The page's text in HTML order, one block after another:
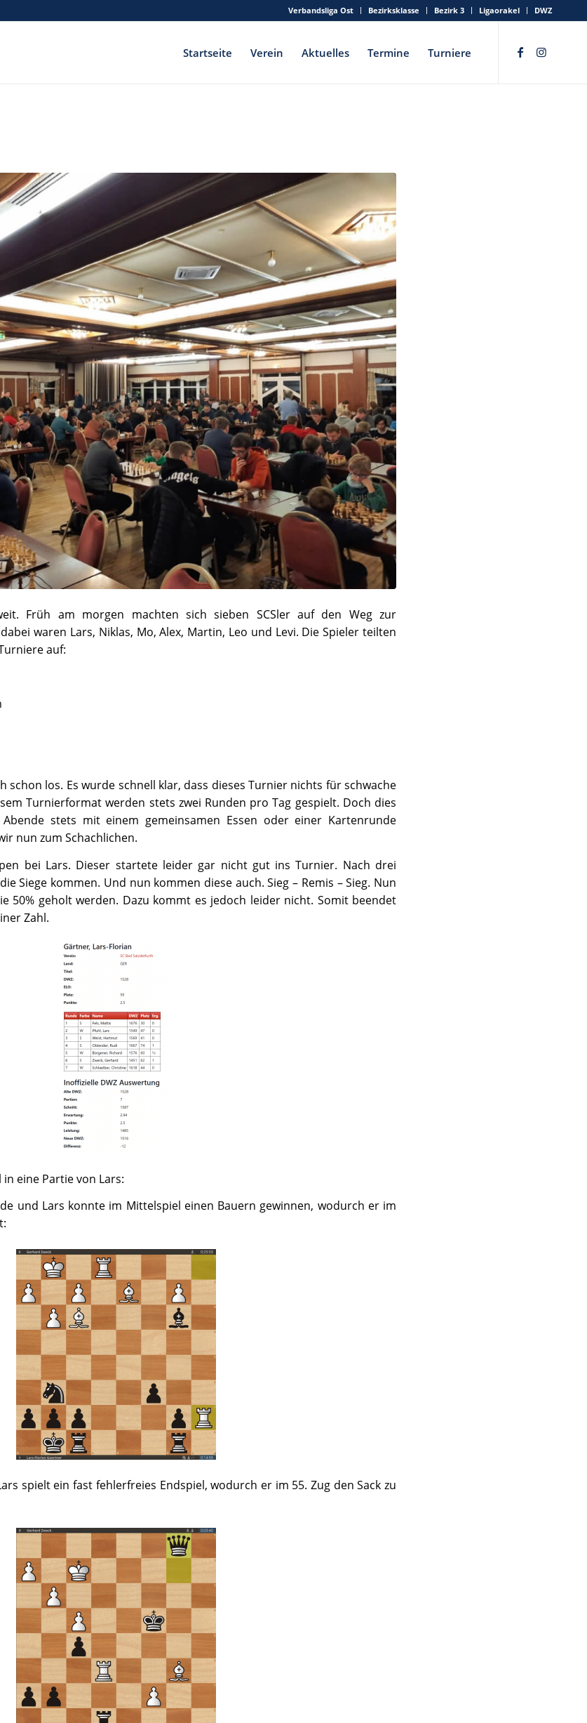
Verbandsliga Ost Bezirksklasse Bezirk 3 Ligaorakel DWZ
Startseite Verein Aktuelles Termine Turniere
Früh am morgen machten sich sieben SCSler auf den Weg zur
waren Lars, Niklas, Mo, Alex, Martin, Leo und Levi. Die Spieler teilten
auf:
schon los. Es wurde schnell klar, dass dieses Turnier nichts für schwache
Turnierformat werden stets zwei Runden pro Tag gespielt. Doch dies
stets mit einem gemeinsamen Essen oder einer Kartenrunde
nun zum Schachlichen.
bei Lars. Dieser startete leider gar nicht gut ins Turnier. Nach drei
Siege kommen. Und nun kommen diese auch. Sieg – Remis – Sieg. Nun
50% geholt werden. Dazu kommt es jedoch leider nicht. Somit beendet
Zahl.
eine Partie von Lars:
und Lars konnte im Mittelspiel einen Bauern gewinnen, wodurch er im
spielt ein fast fehlerfreies Endspiel, wodurch er im 55. Zug den Sack zu